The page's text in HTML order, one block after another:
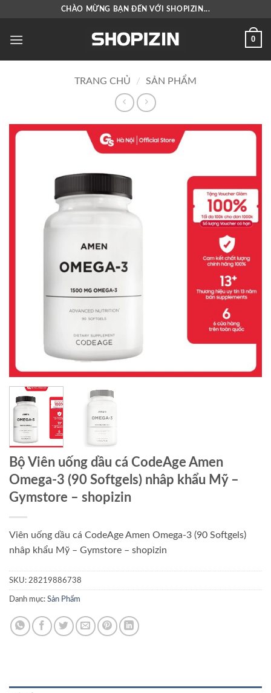
nội
CHÀO MỪNG BẠN ĐẾN VỚI SHOPIZIN...
0
TRANG CHỦ / SẢN PHẨM
Bộ Viên uống dầu cá CodeAge Amen
Omega-3 (90 Softgels) nhâp khẩu Mỹ –
Gymstore – shopizin
Viên uống dầu cá CodeAge Amen Omega-3 (90 Softgels)
nhâp khẩu Mỹ – Gymstore – shopizin
SKU: 28219886738
Danh mục: Sản Phẩm